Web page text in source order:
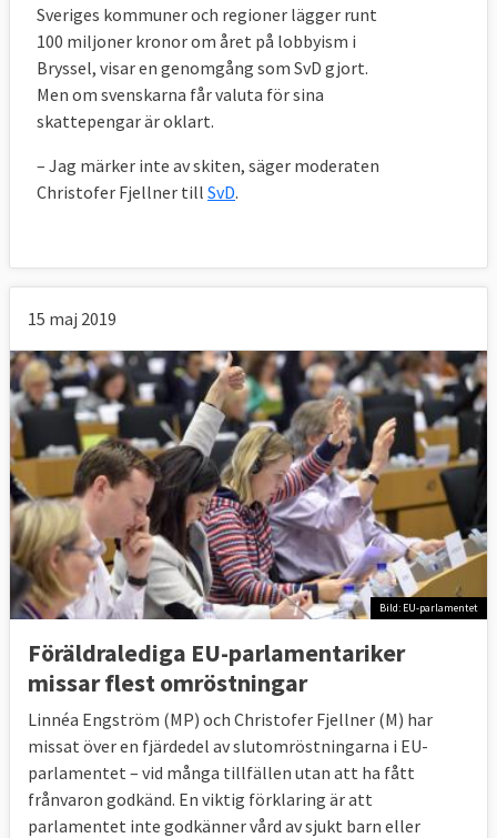
Sveriges kommuner och regioner lägger runt
100 miljoner kronor om året på lobbyism i
Bryssel, visar en genomgång som SvD gjort.
Men om svenskarna får valuta för sina
skattepengar är oklart.
– Jag märker inte av skiten, säger moderaten
Christofer Fjellner till SvD.
15 maj 2019
Bild: EU-parlamentet
Föräldralediga EU-parlamentariker
missar flest omröstningar
Linnéa Engström (MP) och Christofer Fjellner (M) har
missat över en fjärdedel av slutomröstningarna i EU-
parlamentet – vid många tillfällen utan att ha fått
frånvaron godkänd. En viktig förklaring är att
parlamentet inte godkänner vård av sjukt barn eller